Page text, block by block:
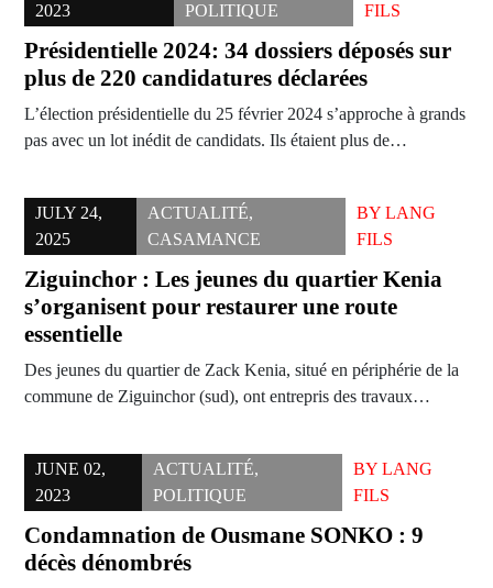
2023
POLITIQUE
FILS
Présidentielle 2024: 34 dossiers déposés sur
plus de 220 candidatures déclarées
L’élection présidentielle du 25 février 2024 s’approche à grands
pas avec un lot inédit de candidats. Ils étaient plus de…
JULY 24,
2025
ACTUALITÉ,
CASAMANCE
BYLANG
FILS
Ziguinchor : Les jeunes du quartier Kenia
s’organisent pour restaurer une route
essentielle
Des jeunes du quartier de Zack Kenia, situé en périphérie de la
commune de Ziguinchor (sud), ont entrepris des travaux…
JUNE 02,
2023
ACTUALITÉ,
POLITIQUE
BY LANG
FILS
Condamnation de Ousmane SONKO : 9
décès dénombrés